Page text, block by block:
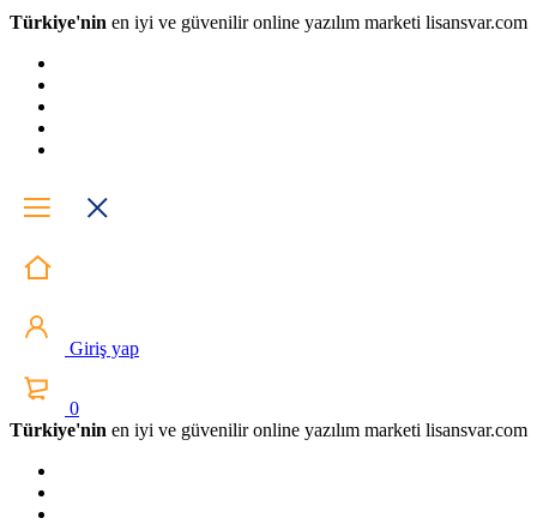
Türkiye'nin en iyi ve güvenilir online yazılım marketi lisansvar.com
Giriş yap
0
Türkiye'nin en iyi ve güvenilir online yazılım marketi lisansvar.com